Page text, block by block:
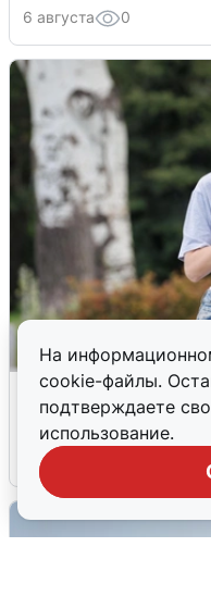
На
cookie-файлы.
подтверждаете
использование.
6 августа 0
Волгоградцы
мобильного
6 августа